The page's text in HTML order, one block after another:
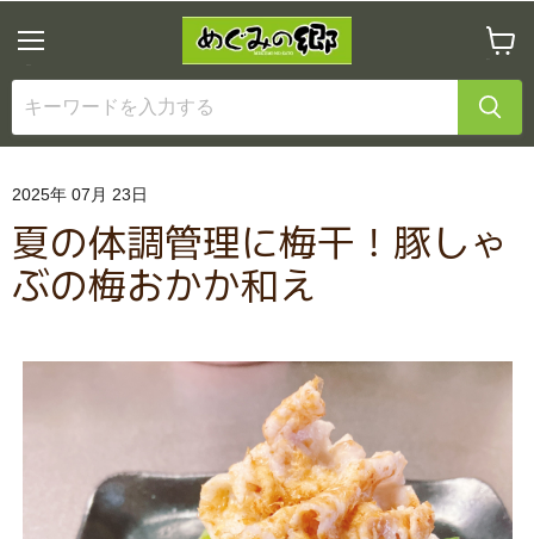
ニ
ュ
ー
ー
ト
を
見
2025年 07月 23日
夏の体調管理に梅干！豚しゃ
ぶの梅おかか和え